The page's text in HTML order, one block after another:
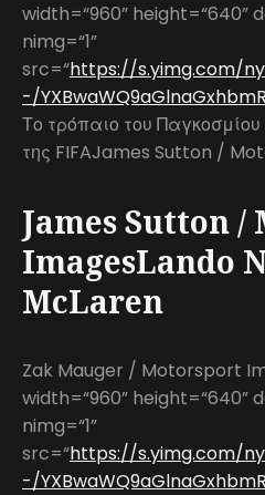
width=“960” height=“640”
nimg=“1”
src=“https://s.yimg.com/
-/
Το τρόπαιο του
της FIFAJames Sutton /
James Sutton
ImagesLando
McLaren
Zak Mauger / Motorsport
width=“960” height=“640”
nimg=“1”
src=“https://s.yimg.com/
-/